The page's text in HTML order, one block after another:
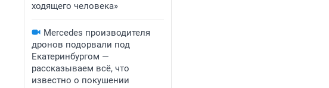
ходящего человека»
Mercedes производителя
дронов подорвали под
Екатеринбургом —
рассказываем всё, что
известно о покушении